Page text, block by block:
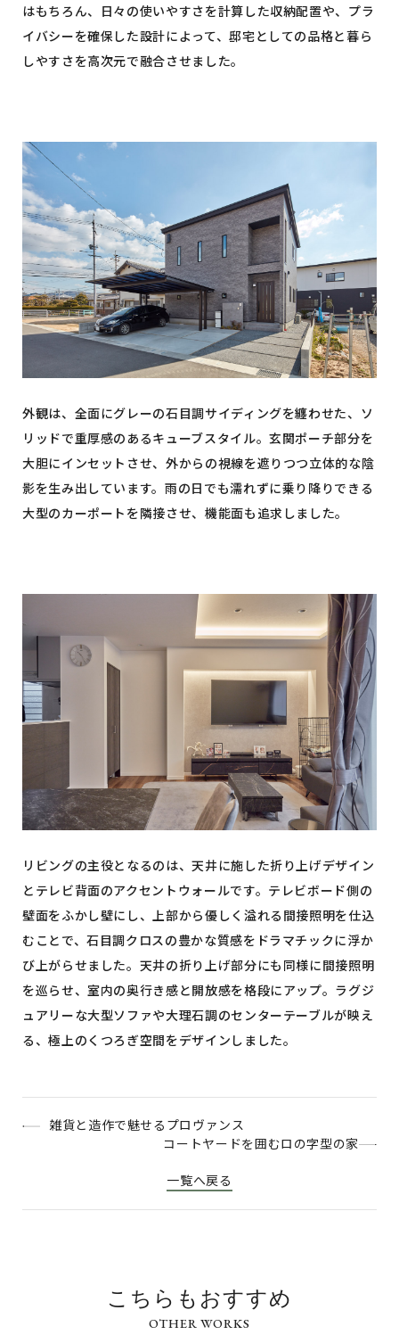
はもちろん、日々の使いやすさを計算した収納配置や、プラ
イバシーを確保した設計によって、邸宅としての品格と暮ら
しやすさを高次元で融合させました。
外観は、全面にグレーの石目調サイディングを纏わせた、ソ
リッドで重厚感のあるキューブスタイル。玄関ポーチ部分を
大胆にインセットさせ、外からの視線を遮りつつ立体的な陰
影を生み出しています。雨の日でも濡れずに乗り降りできる
大型のカーポートを隣接させ、機能面も追求しました。
リビングの主役となるのは、天井に施した折り上げデザイン
とテレビ背面のアクセントウォールです。テレビボード側の
壁面をふかし壁にし、上部から優しく溢れる間接照明を仕込
むことで、石目調クロスの豊かな質感をドラマチックに浮か
び上がらせました。天井の折り上げ部分にも同様に間接照明
を巡らせ、室内の奥行き感と開放感を格段にアップ。ラグジ
ュアリーな大型ソファや大理石調のセンターテーブルが映え
る、極上のくつろぎ空間をデザインしました。
雑貨と造作で魅せるプロヴァンス
一覧へ戻る
コートヤードを囲むロの字型の家
こちらもおすすめ